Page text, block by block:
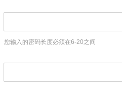
您输入的密码长度必须在6-20之间